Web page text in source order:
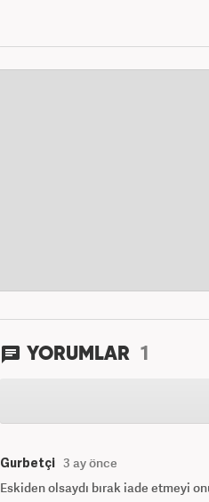
YORUMLAR 1
Gurbetçi 3 ay önce
Eskiden olsaydı bırak iade etmeyi